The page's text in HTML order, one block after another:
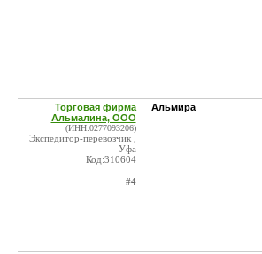
Торговая фирма
Альмалина, ООО
(ИНН:0277093206)
Экспедитор-перевозчик ,
Уфа
Код:310604
#4
Альмира